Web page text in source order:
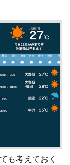
も考えておく